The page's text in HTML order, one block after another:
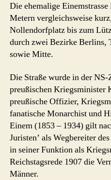
Die ehemalige
Metern vergleichsweise
Nollendorfplatz bis zum
durch zwei Bezirke Berlins,
sowie Mitte.
Die Straße wurde in der
preußischen Kriegsminister
preußische Offizier,
fanatische Monarchist und
Einem (1853 – 1934) gilt
Juristen’ als Wegbereiter
in seiner Funktion als
Reichstagsrede 1907 die
Männer.